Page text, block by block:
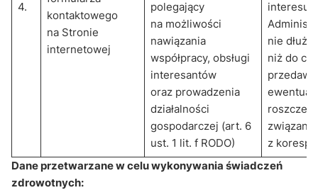
4.
kontaktowego
na Stronie
internetowej
polegający
na możliwości
nawiązania
współpracy, obsługi
interesantów
oraz prowadzenia
działalności
gospodarczej (art. 6
ust. 1 lit. f RODO)
interesu
nie
niż do
roszczeń
z
Dane przetwarzane w celu wykonywania świadczeń
zdrowotnych: